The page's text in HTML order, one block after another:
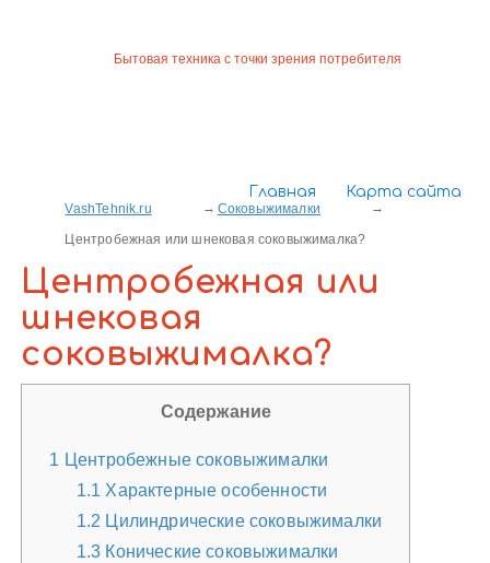
Главная Карта сайта
Бытовая техника с точки зрения потребителя
VashTehnik.ru
Соковыжималки
Центробежная или шнековая соковыжималка?
Центробежная или
шнековая
соковыжималка?
Содержание
1 Центробежные соковыжималки
1.1 Характерные особенности
1.2 Цилиндрические соковыжималки
1.3 Конические соковыжималки